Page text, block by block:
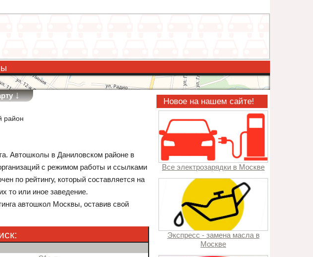
↓
район
Автошколы в Даниловском районе в
с режимом работы и ссылками
по рейтингу, который составляется на
то или иное заведение.
автошкол Москвы, оставив свой
Новое на нашем сайте!
Все электрозарядки в Москве
Экспресс - замена масла в
Москве